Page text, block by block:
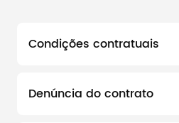
Condições contratuais
Denúncia do contrato